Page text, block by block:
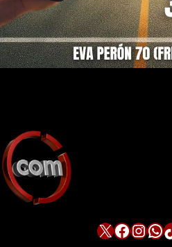
X Facebook InstagramWhatsApp TikTok